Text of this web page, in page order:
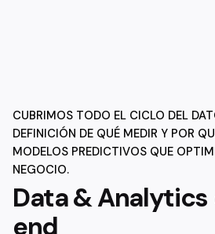
CUBRIMOS TODO EL CICLO DEL
DEFINICIÓN DE QUÉ MEDIR Y POR
MODELOS PREDICTIVOS QUE
NEGOCIO.
Data &
end